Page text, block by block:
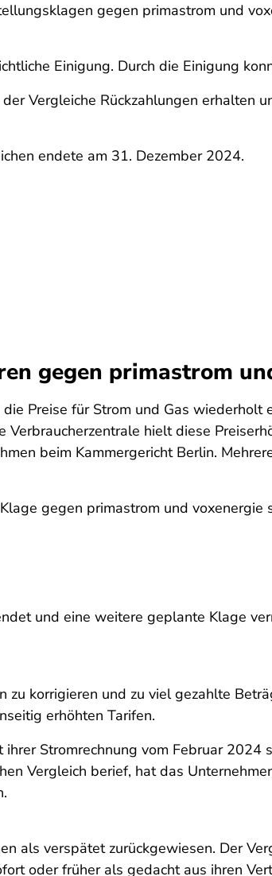
gegen primastrom und
Einigung. Durch die Einigung
Vergleiche Rückzahlungen erhalten
endete am 31. Dezember 2024.
gegen primastrom
Preise für Strom und Gas
hielt diese
beim Kammergericht Berlin.
gegen primastrom und
und eine weitere geplante Klage
zu korrigieren und zu viel gezahlte
erhöhten Tarifen.
Stromrechnung vom Februar
Vergleich berief, hat das
als verspätet zurückgewiesen. Der
oder früher als gedacht aus ihren